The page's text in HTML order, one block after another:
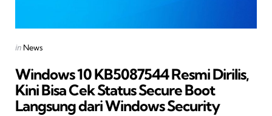
Posted
in News
Windows 10 KB5087544 Resmi Dirilis,
Kini Bisa Cek Status Secure Boot
Langsung dari Windows Security